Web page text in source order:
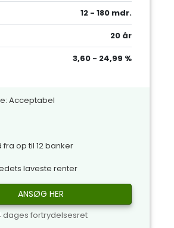
12 - 180 mdr.
20 år
3,60 - 24,99 %
Acceptabel
fra op til 12 banker
laveste renter
ANSØG HER
dages fortrydelsesret